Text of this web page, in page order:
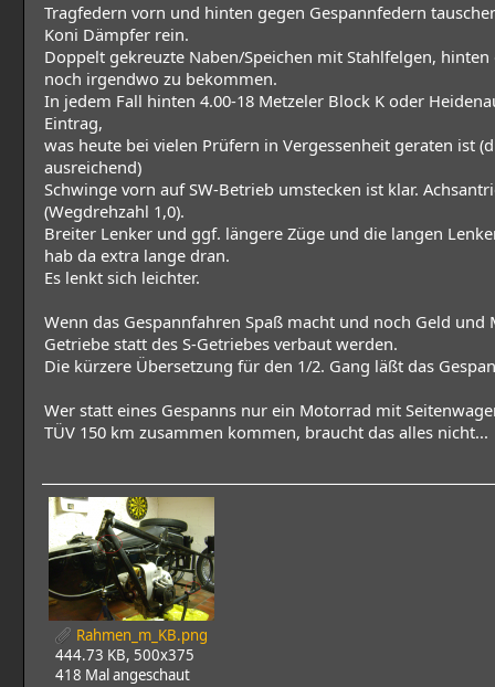
Tragfedern vorn und hinten gegen Gespannfedern
Koni Dämpfer rein.
Doppelt gekreuzte Naben/Speichen mit Stahlfelgen,
noch irgendwo zu bekommen.
In jedem Fall hinten 4.00-18 Metzeler Block K oder
Eintrag,
was heute bei vielen Prüfern in Vergessenheit geraten ist
ausreichend)
Schwinge vorn auf SW-Betrieb umstecken ist klar.
(Wegdrehzahl 1,0).
Breiter Lenker und ggf. längere Züge und die langen
hab da extra lange dran.
Es lenkt sich leichter.
Wenn das Gespannfahren Spaß macht und noch Geld
Getriebe statt des S-Getriebes verbaut werden.
Die kürzere Übersetzung für den 1/2. Gang läßt das
Wer statt eines Gespanns nur ein Motorrad mit
TÜV 150 km zusammen kommen, braucht das alles nicht...
Rahmen_m_KB.png
444.73 KB, 500x375
418 Mal angeschaut